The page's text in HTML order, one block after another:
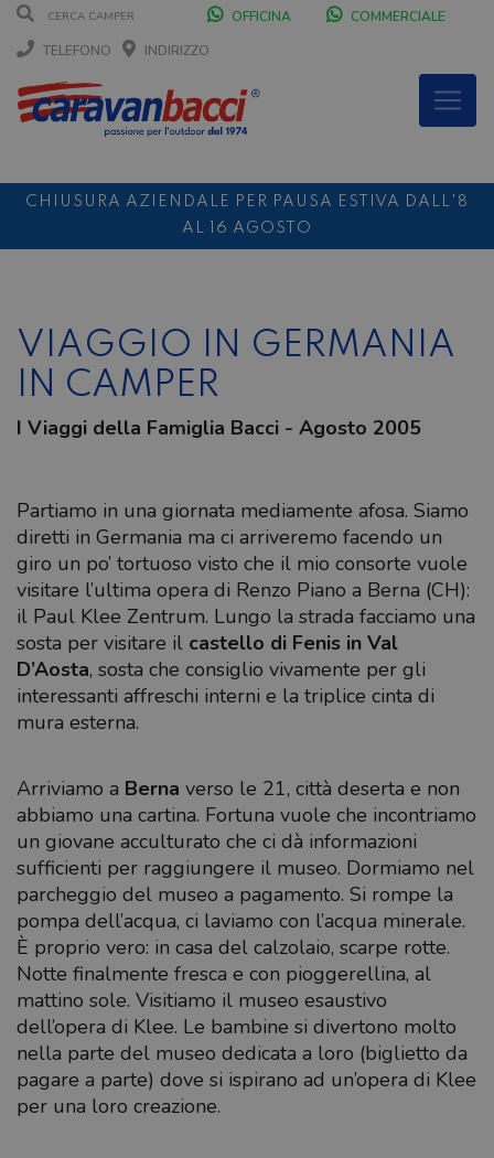
OFFICINA
COMMERCIALE
TELEFONO
INDIRIZZO
CHIUSURA AZIENDALE PER PAUSA ESTIVA DALL'8
AL 16 AGOSTO
SCONTO 10% NOLEGGIO ENTRO IL 31.08
PER I
NOLEGGI DI SETTEMBRE
VIAGGIO IN GERMANIA
IN CAMPER
I Viaggi della Famiglia Bacci - Agosto 2005
Partiamo in una giornata mediamente afosa. Siamo
diretti in Germania ma ci arriveremo facendo un
giro un po’ tortuoso visto che il mio consorte vuole
visitare l’ultima opera di Renzo Piano a Berna (CH):
il Paul Klee Zentrum. Lungo la strada facciamo una
sosta per visitare il castello di Fenis in Val
D’Aosta, sosta che consiglio vivamente per gli
interessanti affreschi interni e la triplice cinta di
mura esterna.
Arriviamo a Berna verso le 21, città deserta e non
abbiamo una cartina. Fortuna vuole che incontriamo
un giovane acculturato che ci dà informazioni
sufficienti per raggiungere il museo. Dormiamo nel
parcheggio del museo a pagamento. Si rompe la
pompa dell’acqua, ci laviamo con l’acqua minerale.
È proprio vero: in casa del calzolaio, scarpe rotte.
Notte finalmente fresca e con pioggerellina, al
mattino sole. Visitiamo il museo esaustivo
dell’opera di Klee. Le bambine si divertono molto
nella parte del museo dedicata a loro (biglietto da
pagare a parte) dove si ispirano ad un’opera di Klee
per una loro creazione.